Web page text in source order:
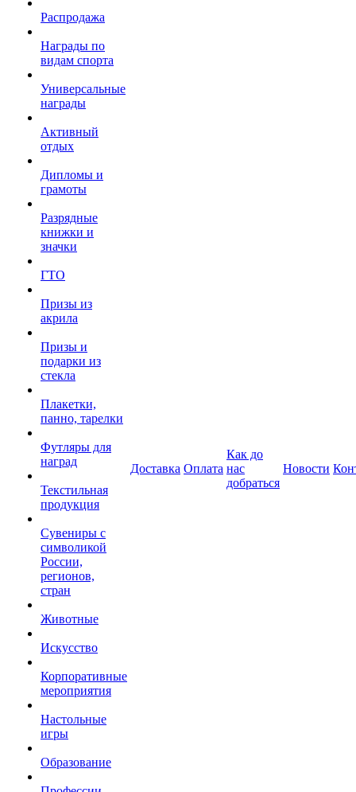
Распродажа
Награды по
видам спорта
Универсальные
награды
Активный
отдых
Дипломы и
грамоты
Разрядные
книжки и
значки
ГТО
Призы из
акрила
Призы и
подарки из
стекла
Плакетки,
панно, тарелки
Футляры для
наград
Текстильная
продукция
Сувениры с
символикой
России,
регионов,
стран
Животные
Искусство
Корпоративные
мероприятия
Настольные
игры
Образование
Доставка Оплата
Как до
нас
добраться
Новости